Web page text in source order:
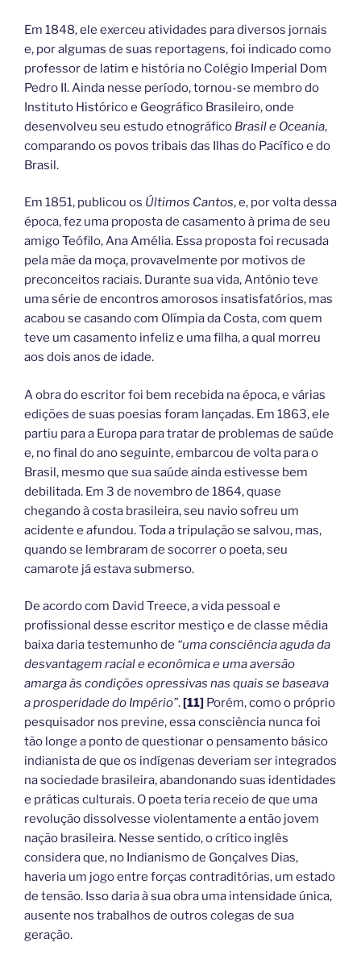
Em 1848, ele exerceu atividades para diversos jornais
e, por algumas de suas reportagens, foi indicado como
professor de latim e história no Colégio Imperial Dom
Pedro II. Ainda nesse período, tornou-se membro do
Instituto Histórico e Geográfico Brasileiro, onde
desenvolveu seu estudo etnográfico Brasil e Oceania,
comparando os povos tribais das Ilhas do Pacífico e do
Brasil.
Em 1851, publicou os Últimos Cantos, e, por volta dessa
época, fez uma proposta de casamento à prima de seu
amigo Teófilo, Ana Amélia. Essa proposta foi recusada
pela mãe da moça, provavelmente por motivos de
preconceitos raciais. Durante sua vida, Antônio teve
uma série de encontros amorosos insatisfatórios, mas
acabou se casando com Olímpia da Costa, com quem
teve um casamento infeliz e uma filha, a qual morreu
aos dois anos de idade.
A obra do escritor foi bem recebida na época, e várias
edições de suas poesias foram lançadas. Em 1863, ele
partiu para a Europa para tratar de problemas de saúde
e, no final do ano seguinte, embarcou de volta para o
Brasil, mesmo que sua saúde ainda estivesse bem
debilitada. Em 3 de novembro de 1864, quase
chegando à costa brasileira, seu navio sofreu um
acidente e afundou. Toda a tripulação se salvou, mas,
quando se lembraram de socorrer o poeta, seu
camarote já estava submerso.
De acordo com David Treece, a vida pessoal e
profissional desse escritor mestiço e de classe média
baixa daria testemunho de “uma consciência aguda da
desvantagem racial e econômica e uma aversão
amarga às condições opressivas nas quais se baseava
a prosperidade do Império”.[11] Porém, como o próprio
pesquisador nos previne, essa consciência nunca foi
tão longe a ponto de questionar o pensamento básico
indianista de que os indígenas deveriam ser integrados
na sociedade brasileira, abandonando suas identidades
e práticas culturais. O poeta teria receio de que uma
revolução dissolvesse violentamente a então jovem
nação brasileira. Nesse sentido, o crítico inglês
considera que, no Indianismo de Gonçalves Dias,
haveria um jogo entre forças contraditórias, um estado
de tensão. Isso daria à sua obra uma intensidade única,
ausente nos trabalhos de outros colegas de sua
geração.